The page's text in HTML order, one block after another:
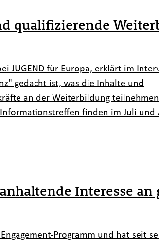
qualifizierende
JUGEND für Europa, erklärt im
gedacht ist, was die Inhalte und
an der Weiterbildung
finden im Juli und
Interesse
Programm und hat seit